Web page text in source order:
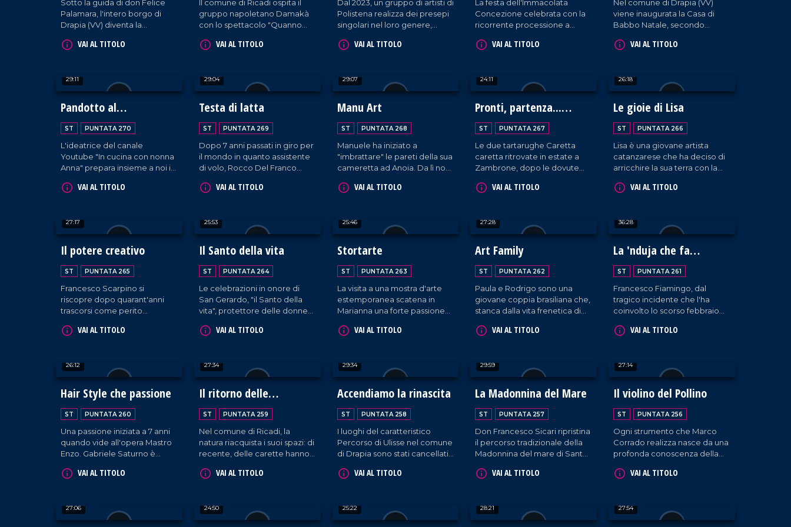
Sotto la guida di don Felice
Palamara, l'intero borgo di
Drapia (VV) diventa la
presepe vivente.
VAI AL TITOLO
Il comune di Ricadi ospita il
gruppo napoletano Damakà
con lo spettacolo "Quanno
e racconti per il Natale. A
VAI AL TITOLO
Dal 2023, un gruppo di artisti di
Polistena realizza dei presepi
singolari nel loro genere,
del passato e luoghi simbolo
VAI AL TITOLO
La festa dell'Immacolata
Concezione celebrata con la
ricorrente processione a
VAI AL TITOLO
Nel comune di Drapia (VV)
viene inaugurata la Casa di
Babbo Natale, secondo
parrocchia della
Natale nasca sì dalle
leggende estere ma
soprattutto dalla nascita di
Gesù Bambino.
VAI AL TITOLO
29:11
Pandotto al
Bergamotto
ST PUNTATA 270
L'ideatrice del canale
Youtube "In cucina con nonna
Anna" prepara insieme a noi il
con il bergamotto,
Anna Maria Loiacono grazie a
un albero piantato 25 anni fa
dal fratello Domenico.
VAI AL TITOLO
29:04
Testa di latta
ST PUNTATA 269
Dopo 7 anni passati in giro per
il mondo in quanto assistente
di volo, Rocco Del Franco
dove viene conosciuto come
principale impiegato per le
sue opere artistiche: le lattine.
VAI AL TITOLO
29:07
Manu Art
ST PUNTATA 268
Manuele ha iniziato a
"imbrattare" le pareti della sua
cameretta ad Anoia. Da lì non
ha fatto anche un altro passo:
VAI AL TITOLO
24:11
Pronti, partenza...
Libere!
ST PUNTATA 267
Le due tartarughe Caretta
caretta ritrovate in estate a
Zambrone, dopo le dovute
Montepaone, sono state
VAI AL TITOLO
26:18
Le gioie di Lisa
ST PUNTATA 266
Lisa è una giovane artista
catanzarese che ha deciso di
arricchire la sua terra con la
VAI AL TITOLO
27:17
Il potere creativo
ST PUNTATA 265
Francesco Scarpino si
riscopre dopo quarant'anni
trascorsi come perito
vocazione? L'artigianato del
VAI AL TITOLO
25:53
Il Santo della vita
ST PUNTATA 264
Le celebrazioni in onore di
San Gerardo, "il Santo della
vita", protettore delle donne
bambini.VAI AL TITOLO
25:46
Stortarte
ST PUNTATA 263
La visita a una mostra d'arte
estemporanea scatena in
Marianna una forte passione
dagli anni '90 coltiva
ogni tipo.
VAI AL TITOLO
27:28
Art Family
ST PUNTATA 262
Paula e Rodrigo sono una
giovane coppia brasiliana che,
stanca dalla vita frenetica di
trasferirsi a Maida, affascinante
l'accoglienza del posto
rispettano la loro idea di
crescita dei loro tre bambini
(l'ultima in arrivo).
VAI AL TITOLO
36:28
La 'nduja che fa
rinascere
ST PUNTATA 261
Francesco Fiamingo, dal
tragico incidente che l'ha
coinvolto lo scorso febbraio
VAI AL TITOLO
26:12
Hair Style che passione
ST PUNTATA 260
Una passione iniziata a 7 anni
quando vide all'opera Mastro
Enzo. Gabriele Saturno è
talentuosi d'Italia, lavorando
così la sua passione in lavoro.
VAI AL TITOLO
27:34
Il ritorno delle
tartarughe
ST PUNTATA 259
Nel comune di Ricadi, la
natura riacquista i suoi spazi: di
recente, delle carette hanno
degli Dei per nidificare, dando
marine.
VAI AL TITOLO
29:34
Accendiamo la rinascita
ST PUNTATA 258
I luoghi del caratteristico
Percorso di Ulisse nel comune
di Drapia sono stati cancellati
denunciare l'accaduto e
a istituzioni e associazioni
locali - ha organizzato una
VAI AL TITOLO
29:59
La Madonnina del Mare
ST PUNTATA 257
Don Francesco Sicari ripristina
il percorso tradizionale della
Madonnina del mare di Santa
anni '70.VAI AL TITOLO
27:14
Il violino del Pollino
ST PUNTATA 256
Ogni strumento che Marco
Corrado realizza nasce da una
profonda conoscenza della
da quando era piccolo. Oggi
Marina, fianco a fianco con
papà Vincenzo.
VAI AL TITOLO
27:06 24:50 25:22 28:21 27:54